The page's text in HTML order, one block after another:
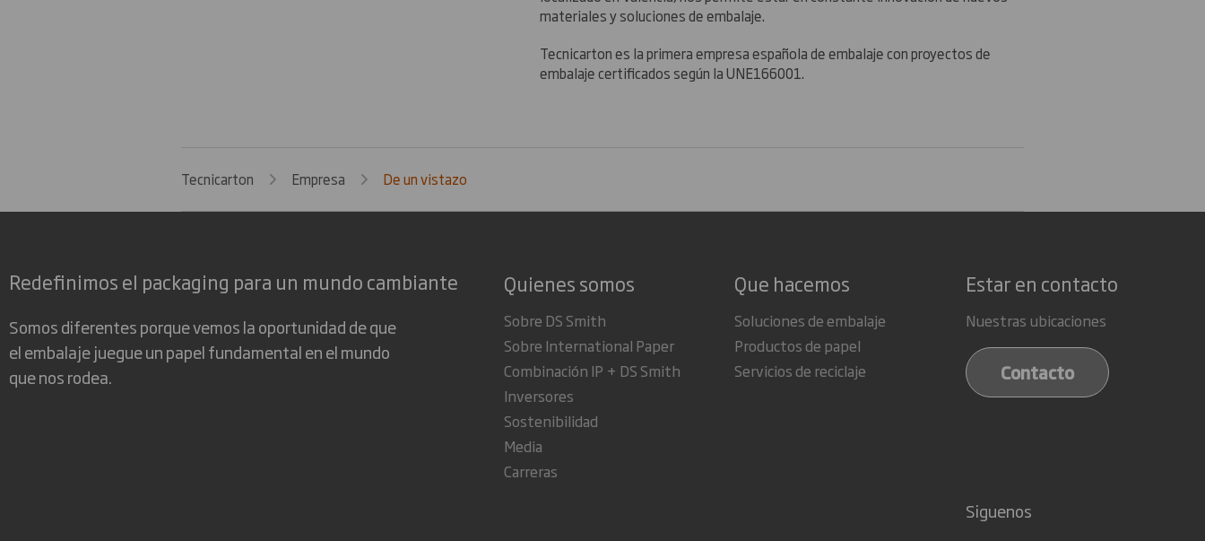
materiales y soluciones de embalaje.
Tecnicarton es la primera empresa española de embalaje con proyectos de
embalaje certificados según la UNE166001.
Tecnicarton Empresa De un vistazo
Redefinimos el packaging para un mundo cambiante
Somos diferentes porque vemos la oportunidad de que
el embalaje juegue un papel fundamental en el mundo
que nos rodea.
Quienes somos
Sobre DS Smith
Sobre International Paper
Combinación IP + DS Smith
Inversores
Sostenibilidad
Media
Carreras
Que hacemos
Soluciones de embalaje
Productos de papel
Servicios de reciclaje
Estar en contacto
Nuestras ubicaciones
Contacto
Siguenos